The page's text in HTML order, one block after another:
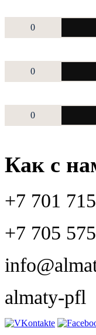
0
0
0
Как с
+7 701
+7 705
almaty-pfl